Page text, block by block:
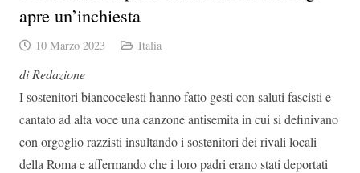
apre un’inchiesta
10 Marzo 2023 Italia
di Redazione
I sostenitori biancocelesti hanno fatto gesti con saluti fascisti e
cantato ad alta voce una canzone antisemita in cui si definivano
con orgoglio razzisti insultando i sostenitori dei rivali locali
della Roma e affermando che i loro padri erano stati deportati